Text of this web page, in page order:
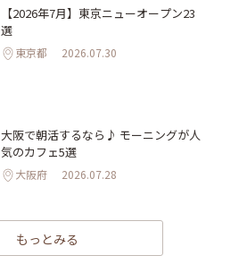
【2026年7月】東京ニューオープン23
選
東京都 2026.07.30
大阪で朝活するなら♪ モーニングが人
気のカフェ5選
大阪府 2026.07.28
もっとみる